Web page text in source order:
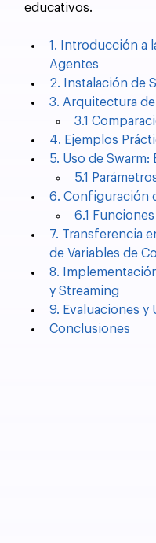
educativos.
1. Introducción a
Agentes
2. Instalación de
3. Arquitectura de
3.1
4. Ejemplos
5. Uso de
5.1
6. Configuración
6.1
7. Transferencia
de Variables de
8.
y Streaming
9. Evaluaciones y
Conclusiones